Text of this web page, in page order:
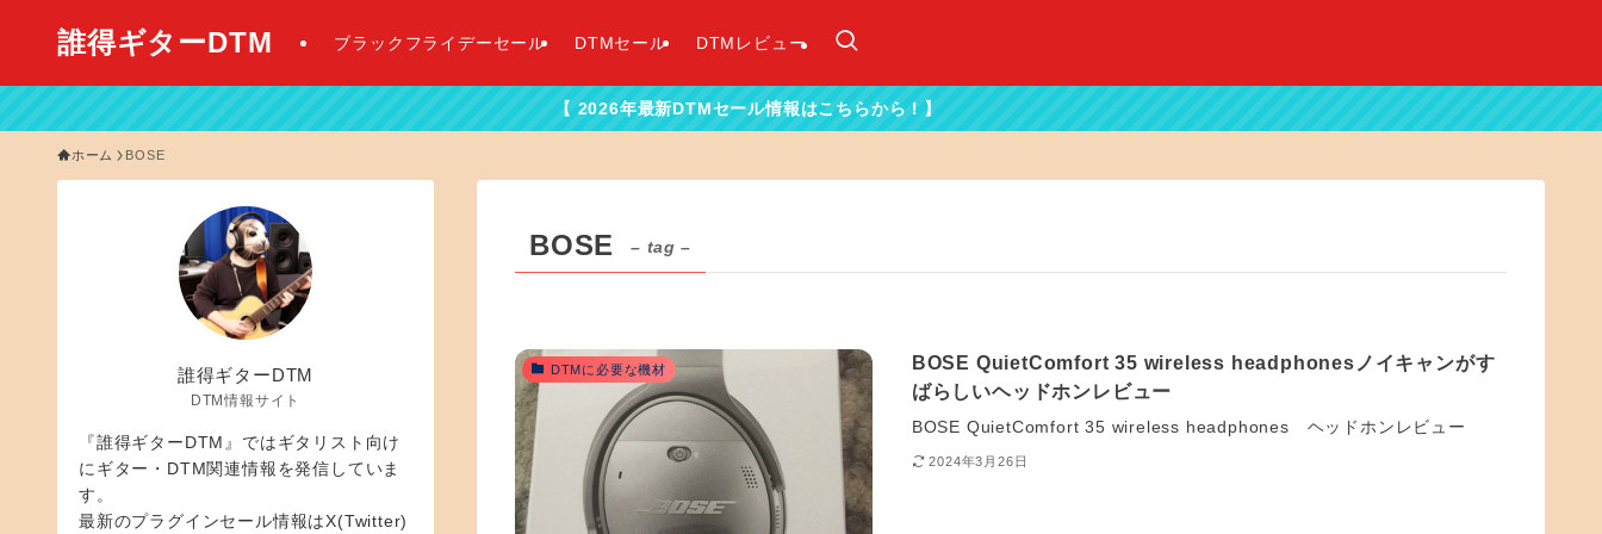
誰得ギターDTM ブラックフライデーセール DTMセール DTMレビュー
【 2026年最新DTMセール情報はこちらから！】
ホーム BOSE
BOSE – tag –
DTMに必要な機材
BOSE QuietComfort 35 wireless headphonesノイキャンがす
ばらしいヘッドホンレビュー
BOSE QuietComfort 35 wireless headphones ヘッドホンレビュー
2024年3月26日
誰得ギターDTM
DTM情報サイト
『誰得ギターDTM』ではギタリスト向け
にギター・DTM関連情報を発信していま
す。
最新のプラグインセール情報はX(Twitter)